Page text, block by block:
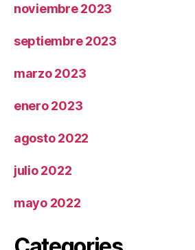
noviembre 2023
septiembre 2023
marzo 2023
enero 2023
agosto 2022
julio 2022
mayo 2022